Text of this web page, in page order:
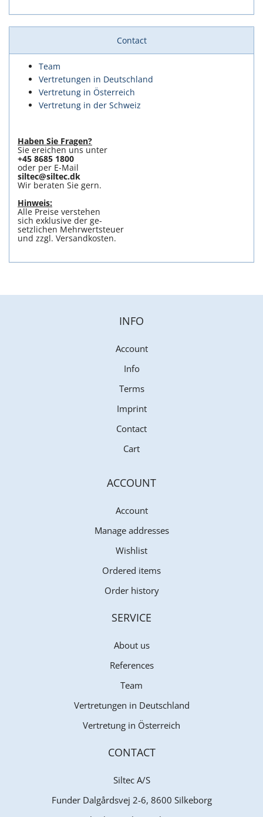
Contact
Team
Vertretungen in Deutschland
Vertretung in Österreich
Vertretung in der Schweiz
Haben Sie Fragen?
Sie ereichen uns unter
+45 8685 1800
oder per E-Mail
siltec@siltec.dk
Wir beraten Sie gern.
Hinweis:
Alle Preise verstehen
sich exklusive der ge-
setzlichen Mehrwertsteuer
und zzgl. Versandkosten.
INFO
Account
Info
Terms
Imprint
Contact
Cart
ACCOUNT
Account
Manage addresses
Wishlist
Ordered items
Order history
SERVICE
About us
References
Team
Vertretungen in Deutschland
Vertretung in Österreich
CONTACT
Siltec A/S
Funder Dalgårdsvej 2-6, 8600 Silkeborg